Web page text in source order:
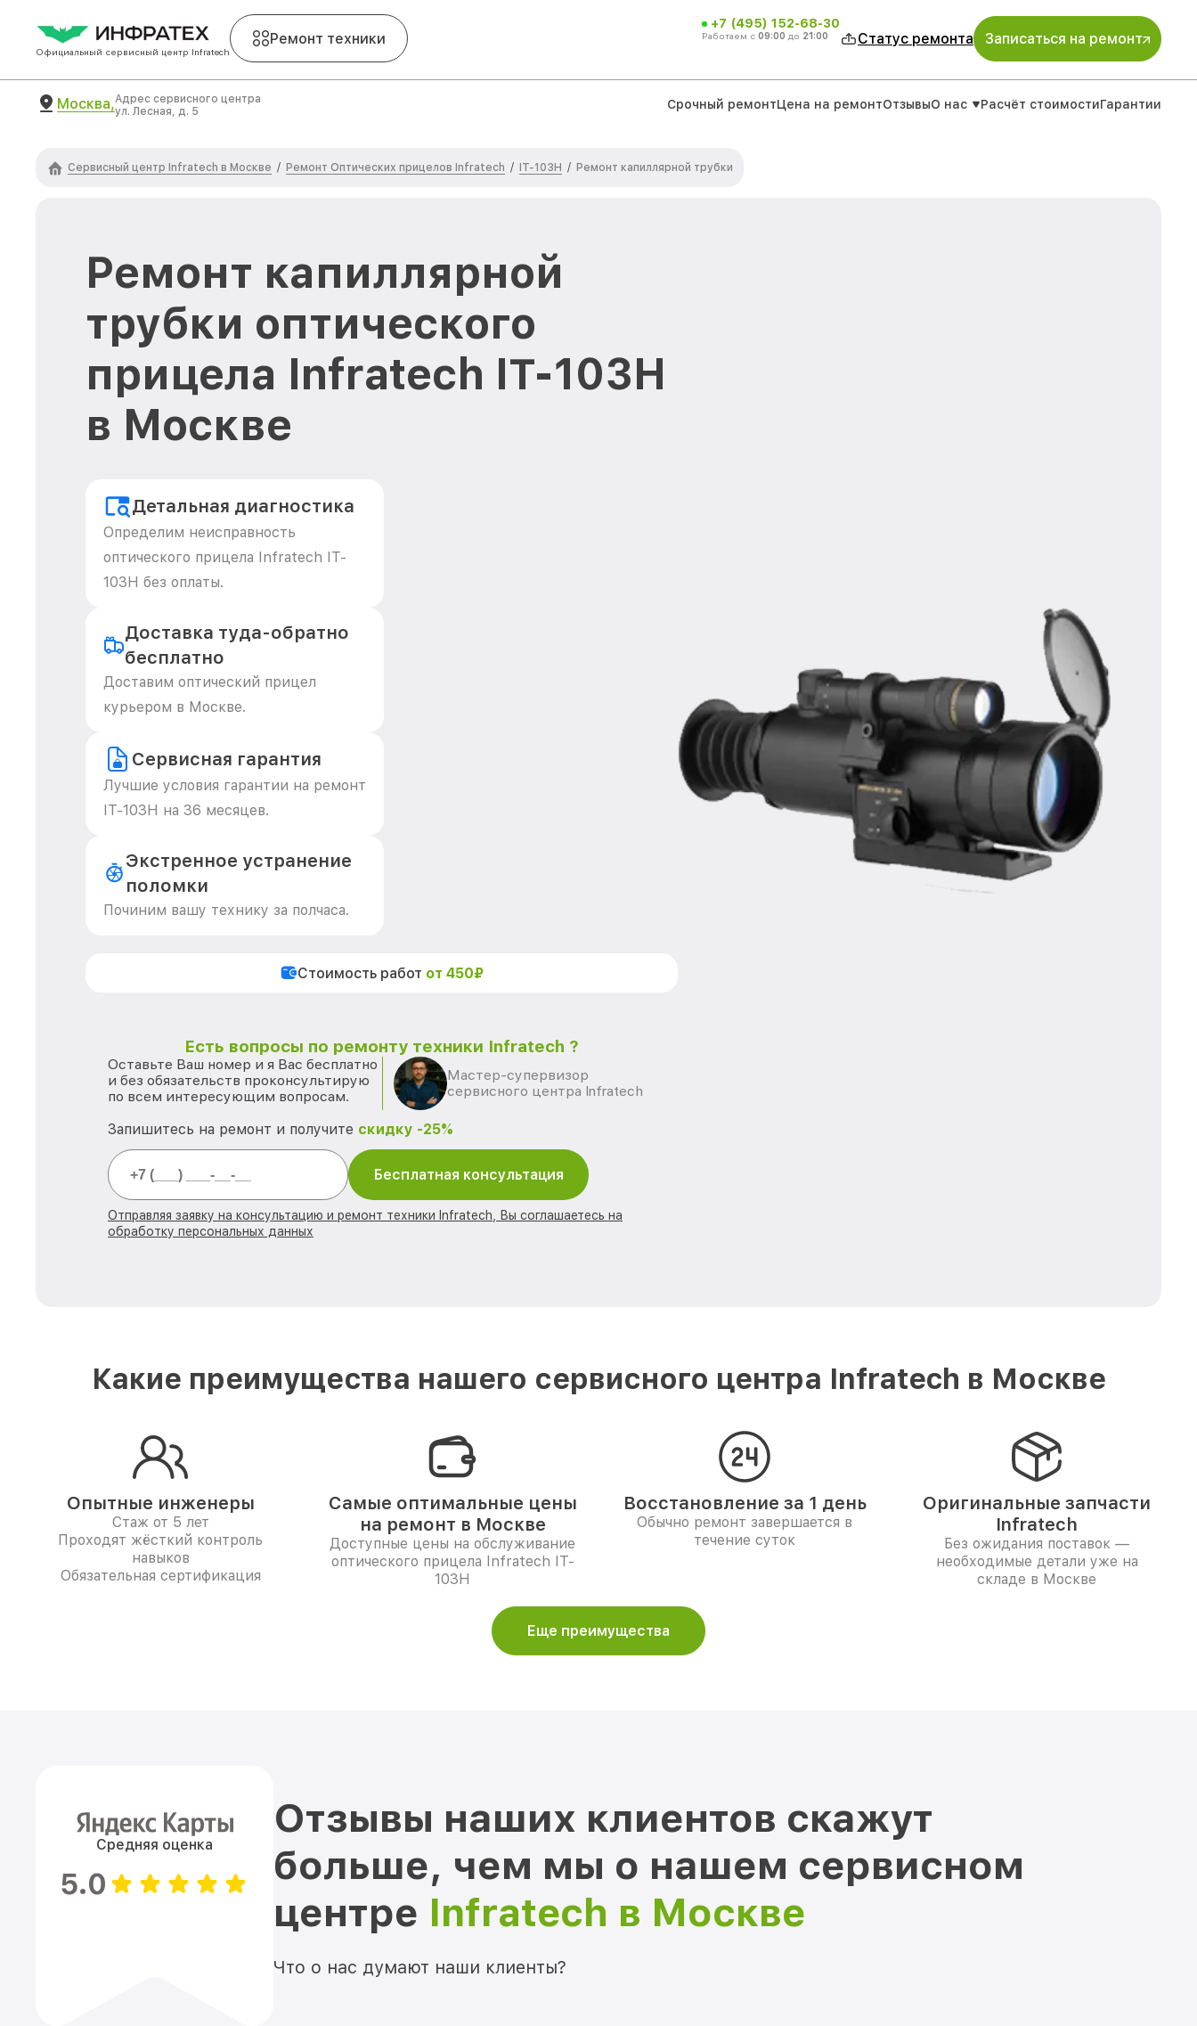
Официальный сервисный центр Infratech
Ремонт техники
+7 (495) 152-68-30
Работаем с 09:00 до 21:00 Статус ремонта Записаться на ремонт
Москва,Адрес сервисного центра
ул. Лесная, д. 5
Срочный ремонтЦена на ремонтОтзывыО нас Расчёт стоимостиГарантии
Сервисный центр Infratech в Москве / Ремонт Оптических прицелов Infratech / IT-103Н / Ремонт капиллярной трубки
Ремонт капиллярной
трубки оптического
прицела Infratech IT-103Н
в Москве
Детальная диагностика
Определим неисправность
оптического прицела Infratech IT-
103Н без оплаты.
Доставка туда-обратно
бесплатно
Доставим оптический прицел
курьером в Москве.
Сервисная гарантия
Лучшие условия гарантии на ремонт
IT-103Н на 36 месяцев.
Экстренное устранение
поломки
Починим вашу технику за полчаса.
Стоимость работ от 450₽
Есть вопросы по ремонту техники Infratech ?
Оставьте Ваш номер и я Вас бесплатно
и без обязательств проконсультирую
по всем интересующим вопросам.
Мастер-супервизор
сервисного центра Infratech
Запишитесь на ремонт и получите скидку -25%
Бесплатная консультация
Отправляя заявку на консультацию и ремонт техники Infratech, Вы соглашаетесь на
обработку персональных данных
Какие преимущества нашего сервисного центра Infratech в Москве
Опытные инженеры
Стаж от 5 лет
Проходят жёсткий контроль
навыков
Обязательная сертификация
Самые оптимальные цены
на ремонт в Москве
Доступные цены на обслуживание
оптического прицела Infratech IT-
103Н
Восстановление за 1 день
Обычно ремонт завершается в
течение суток
Оригинальные запчасти
Infratech
Без ожидания поставок —
необходимые детали уже на
складе в Москве
Еще преимущества
Средняя оценка
5.0
Отзывы наших клиентов скажут
больше, чем мы о нашем сервисном
центре Infratech в Москве
Что о нас думают наши клиенты?